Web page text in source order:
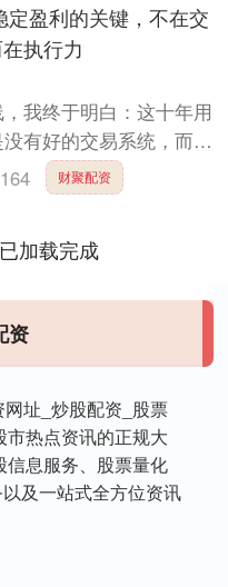
定盈利的关键，不在交
执行力
我终于明白：这十年用
有好的交易系统，而是
夜研究的交易策略，最
164 财聚配资
加载完成
资
址_炒股配资_股票
热点资讯的正规大
信息服务、股票量化
及一站式全方位资讯